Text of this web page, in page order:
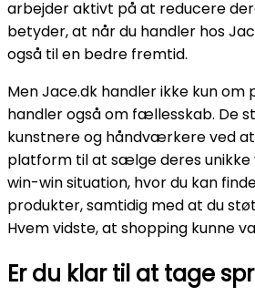
arbejder aktivt på at reducere
betyder, at når du handler hos
også til en bedre fremtid.
Men Jace.dk handler ikke kun om
handler også om fællesskab. De
kunstnere og håndværkere ved
platform til at sælge deres
win-win situation, hvor du kan
produkter, samtidig med at du
Hvem vidste, at shopping kunne
Er du klar til at tage